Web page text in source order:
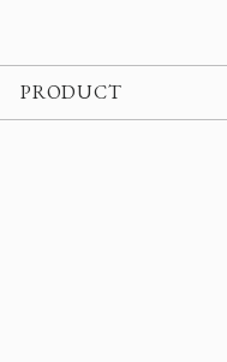
PRODUCT